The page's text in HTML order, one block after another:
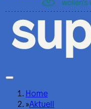
Home
»Aktuell